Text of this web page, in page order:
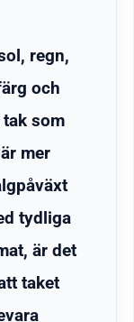
regn,
och
som
mer
tydliga
är det
taket